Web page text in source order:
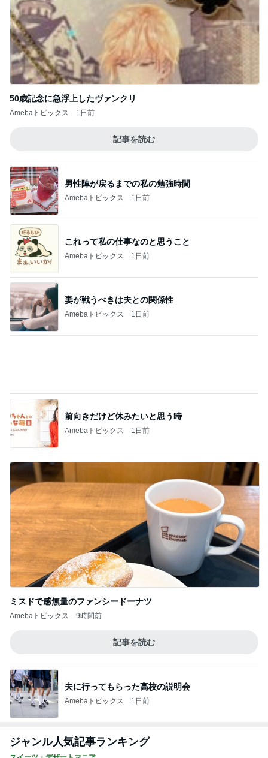
50歳記念に急浮上したヴァンクリ
Amebaトピックス 1日前
記事を読む
Amebaトピックス 1日前
これって私の仕事なのと思うこと
Amebaトピックス 1日前
妻が戦うべきは夫との関係性
Amebaトピックス 1日前
ミスドで感無量のファンシードーナツ
Amebaトピックス 9時間前
記事を読む
Amebaトピックス 1日前
ジャンル人気記事ランキング
スイーツ・デザートマニア
1
【ミスド】ファンシードーナツを求める旅 最
終章かな
オヤジのスイーツ時々ランニングブログ